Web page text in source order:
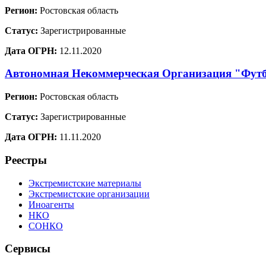
Регион: Ростовская область
Статус: Зарегистрированные
Дата ОГРН: 12.11.2020
Автономная Некоммерческая Организация
Регион: Ростовская область
Статус: Зарегистрированные
Дата ОГРН: 11.11.2020
Реестры
Экстремистские материалы
Экстремистские организации
Иноагенты
НКО
СОНКО
Сервисы